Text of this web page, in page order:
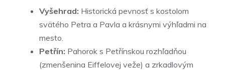
Vyšehrad: Historická pevnosť s kostolom
svätého Petra a Pavla a krásnymi výhľadmi na
mesto.
Petřín: Pahorok s Petřínskou rozhľadňou
(zmenšenina Eiffelovej veže) a zrkadlovým